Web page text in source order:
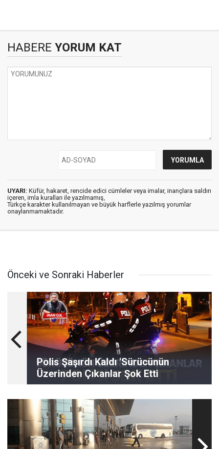
HABERE YORUM KAT
UYARI: Küfür, hakaret, rencide edici cümleler veya imalar, inançlara saldırı
içeren, imla kuralları ile yazılmamış,
Türkçe karakter kullanılmayan ve büyük harflerle yazılmış yorumlar
onaylanmamaktadır.
Önceki ve Sonraki Haberler
Polis Şaşırdı Kaldı 'Sürücünün
Üzerinden Çıkanlar Şok Etti